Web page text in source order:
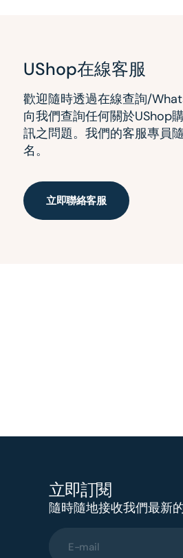
UShop在線客服
歡迎隨時透過在線查詢/
向我們查詢任何關於UShop
訊之問題。我們的客服專員
名。
立即聯絡客服
立即訂閱
隨時隨地接收我們最新
E-mail